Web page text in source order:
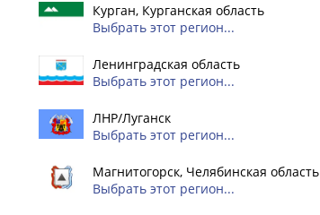
Курган, Курганская область
Выбрать этот регион...
Ленинградская область
Выбрать этот регион...
ЛНР/Луганск
Выбрать этот регион...
Магнитогорск, Челябинская область
Выбрать этот регион...